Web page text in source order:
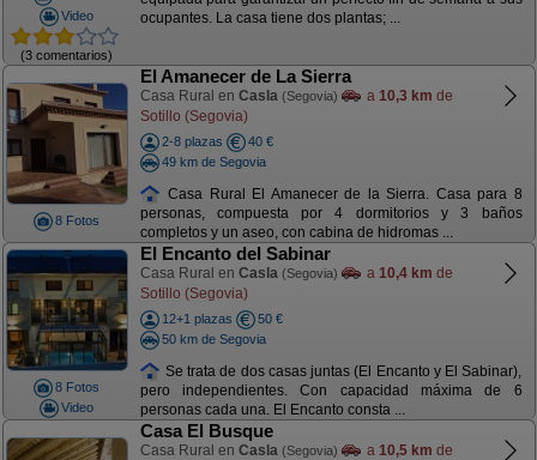
Video
(3 comentarios)
ocupantes. La casa tiene dos plantas; ...
8 Fotos
El Amanecer de La Sierra
Casa Rural en Casla (Segovia) a 10,3 km de
Sotillo (Segovia)
2-8 plazas
40 €
49 km de Segovia
Casa Rural El Amanecer de la Sierra. Casa para 8
personas, compuesta por 4 dormitorios y 3 baños
completos y un aseo, con cabina de hidromas ...
8 Fotos
Video
El Encanto del Sabinar
Casa Rural en Casla (Segovia) a 10,4 km de
Sotillo (Segovia)
12+1 plazas
50 €
50 km de Segovia
Se trata de dos casas juntas (El Encanto y El Sabinar),
pero independientes. Con capacidad máxima de 6
personas cada una. El Encanto consta ...
Casa El Busque
Casa Rural en Casla (Segovia) a 10,5 km de